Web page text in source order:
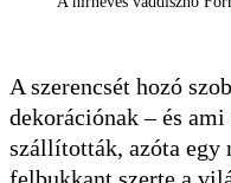
A szerencsét hozó
dekorációnak – és
szállították, azóta egy